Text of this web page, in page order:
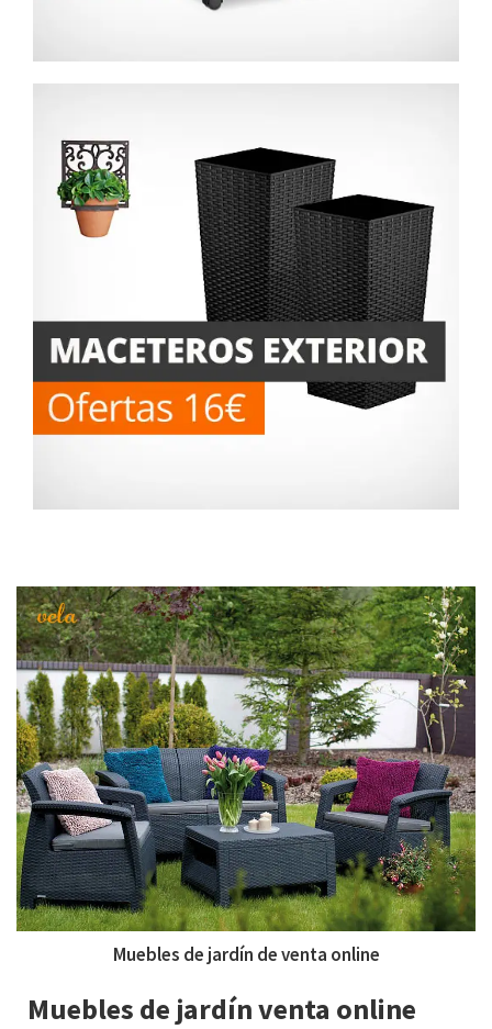
Muebles de jardín de venta online
Muebles de jardín venta online